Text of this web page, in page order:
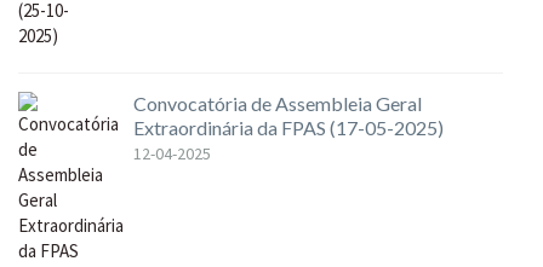
Convocatória de Assembleia Geral
Extraordinária da FPAS (17-05-2025)
12-04-2025